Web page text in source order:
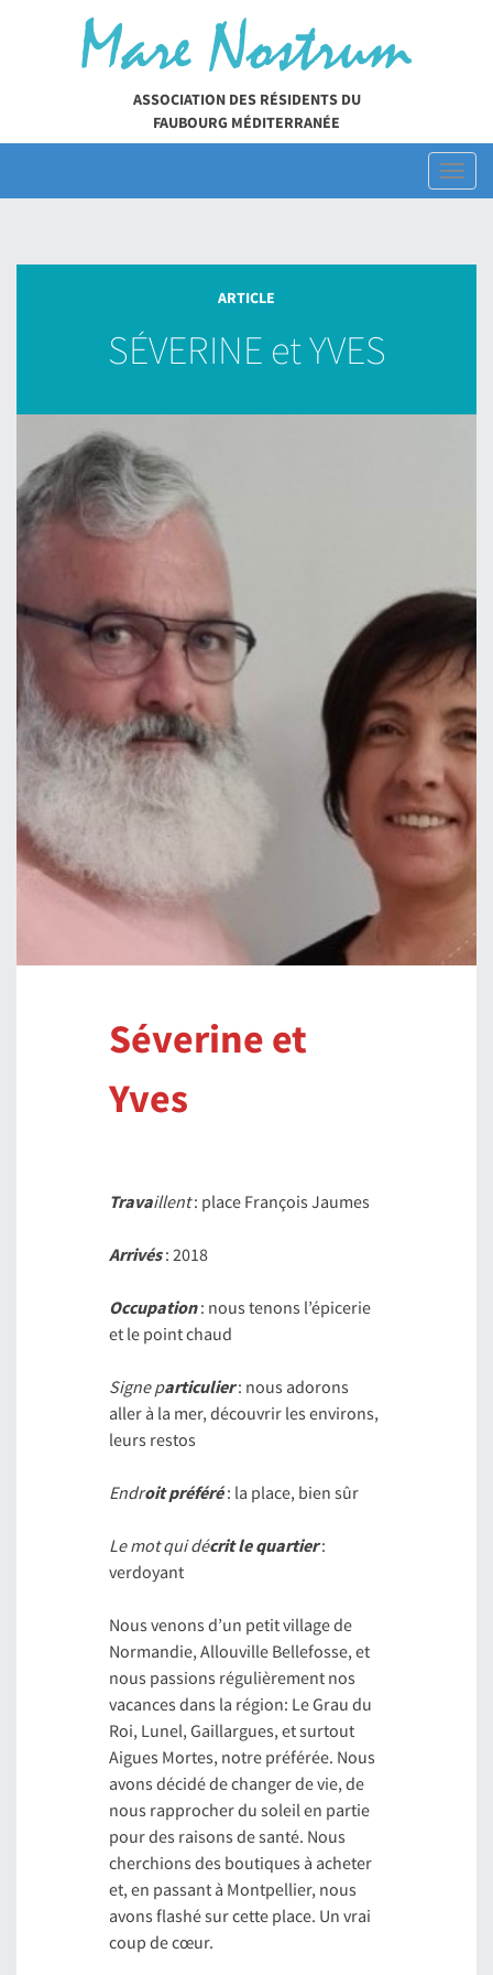
ASSOCIATION DES RÉSIDENTS DU
FAUBOURG MÉDITERRANÉE
SÉVERINE et YVES
ARTICLE
Séverine et
Yves
Travaillent: place François Jaumes
Arrivés : 2018
Occupation: nous tenons l’épicerie
et le point chaud
Signe particulier: nous adorons
aller à la mer, découvrir les environs,
leurs restos
Endroit préféré : la place, bien sûr
Le mot qui décrit le quartier:
verdoyant
Nous venons d’un petit village de
Normandie, Allouville Bellefosse, et
nous passions régulièrement nos
vacances dans la région: Le Grau du
Roi, Lunel, Gaillargues, et surtout
Aigues Mortes, notre préférée. Nous
avons décidé de changer de vie, de
nous rapprocher du soleil en partie
pour des raisons de santé. Nous
cherchions des boutiques à acheter
et, en passant à Montpellier, nous
avons flashé sur cette place. Un vrai
coup de cœur.